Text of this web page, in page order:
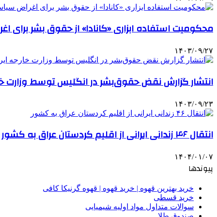
محکومیت استفاده ابزاری «کانادا» از حقوق بشر برای
۱۴۰۳/۰۹/۲۷
انتشار گزارش نقض حقوق‌بشر در انگلیس توسط وزارت
۱۴۰۳/۰۹/۲۳
انتقال ۴۶ زندانی ایرانی از اقلیم کردستان عراق به کشور
۱۴۰۴/۰۱/۰۷
پیوندها
خرید بهترین قهوه | خرید قهوه | قهوه گرنیکا کافی
خرید قسطی
سوالات متداول مواد اولیه شیمیایی